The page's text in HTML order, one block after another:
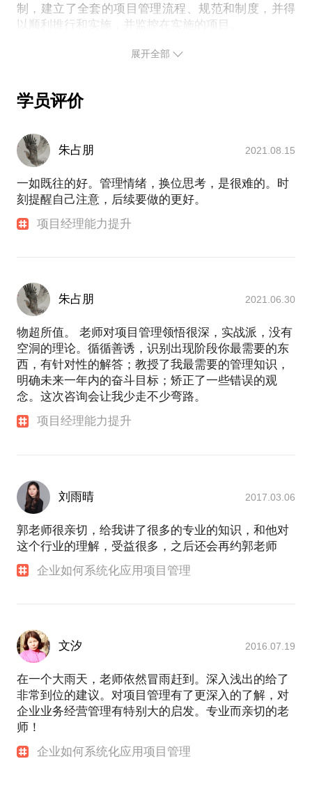
制，建立了全套的项目管理流程、规范和制度，并得
以顺利推行和实施，并监控在实施的项目。
的项目管理咨询，为企业提供了项目管理体系、项目
探公司、北京全路通信信号研究设计院、博洛尼、虹
有丰富的多行业项目管理应用和推广经验，曾经为各
行业客户提供过项目管理实施的指导，客户覆盖：
IT、互联网、工程、家电、石油石化、高科技制造
业、教育、运输、电力、医药等行业。 丰富的培训经
验，良好的培训技巧，激情的讲解与互动，能结合学
员工作中遇到的难题，进行实时点评与讲解，堪称顾
问型讲师。
新、特艺、百度、奇虎360、当当网、亿玛在线、
BEA、卫士通、中科院信息中心、中国移动设计院、
中国移动研究院、中国联通研究院、北京电信规划设
计院、上海电信、中国联通系统集成公司、中国电信
系统集成公司、国人通信、天喻通信、东软、方正、
华信、东南融通、恒生电子、新太科技、华胜天成、
胜利软件、广西公众信息、华腾、启明星辰、赛意信
息、恒源信息、中软国际、山东广域、民航信息、直
中国工商银行、中国建设银行、中国农业银行、光大
特电力、云路电气、海康威视、华立科泰医药公司、
长江商学院、百年树人、中外运中铁电气化局、通号
集团、航天科工二院、桂林航天电子、中国建筑设计
院、成都青羊工业建设公司、上海港务工程公司、皖
宝矿业、世源科技、建发集团、潍柴动力、扬动股
份、斗山机械、中联重科、国巨电子、博洛尼家居、
经理的培训讲师在香港、北京、上海、深圳、南昌、
福州、杭州、兰州、济南、大连等做过80多场培训。
有丰富的项目管理理论研究和实际应用的经验，并不
断在国内进行推广和宣传，曾经多次组织过大型的项
目管理论坛和研讨会。曾经作为编委会成员，参与编
写了全国计算机技术与软件专业技术资格（水平）考
试指定用书《信息系统项目管理师教程》。曾经在国
内大型的专业期刊杂志上发表过多篇项目管理类的文
章：
展开全部
学员评价
朱占朋 2021.08.15
一如既往的好。管理情绪，换位思考，是很难的。时
刻提醒自己注意，后续要做的更好。
项目经理能力提升
朱占朋 2021.06.30
物超所值。 老师对项目管理领悟很深，实战派，没有
空洞的理论。循循善诱，识别出现阶段你最需要的东
西，有针对性的解答；教授了我最需要的管理知识，
明确未来一年内的奋斗目标；矫正了一些错误的观
念。这次咨询会让我少走不少弯路。
项目经理能力提升
刘雨晴 2017.03.06
郭老师很亲切，给我讲了很多的专业的知识，和他对
这个行业的理解，受益很多，之后还会再约郭老师
企业如何系统化应用项目管理
文汐 2016.07.19
在一个大雨天，老师依然冒雨赶到。深入浅出的给了
非常到位的建议。对项目管理有了更深入的了解，对
企业业务经营管理有特别大的启发。专业而亲切的老
师！
企业如何系统化应用项目管理